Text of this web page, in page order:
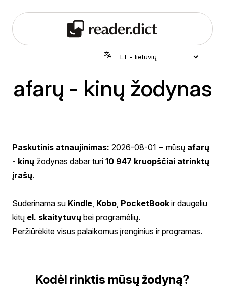
afarų - kinų žodynas
Paskutinis atnaujinimas: 2026-08-01 ‒ mūsų afarų
- kinų žodynas dabar turi 10 947 kruopščiai atrinktų
įrašų.
Suderinama su Kindle Kobo PocketBook ir daugeliu
kitų el. skaitytuvų bei programėlių.
Peržiūrėkite visus palaikomus įrenginius ir programas.
Kodėl rinktis mūsų žodyną?